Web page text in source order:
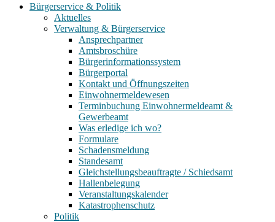
Bürgerservice & Politik
Aktuelles
Verwaltung & Bürgerservice
Ansprechpartner
Amtsbroschüre
Bürgerinformationssystem
Bürgerportal
Kontakt und Öffnungszeiten
Einwohnermeldewesen
Terminbuchung Einwohnermeldeamt &
Gewerbeamt
Was erledige ich wo?
Formulare
Schadensmeldung
Standesamt
Gleichstellungsbeauftragte / Schiedsamt
Hallenbelegung
Veranstaltungskalender
Katastrophenschutz
Politik